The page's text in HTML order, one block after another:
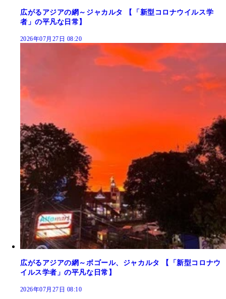
広がるアジアの網～ジャカルタ 【「新型コロナウイルス学
者」の平凡な日常】
2026年07月27日 08:20
広がるアジアの網～ボゴール、ジャカルタ 【「新型コロナウ
イルス学者」の平凡な日常】
2026年07月27日 08:10